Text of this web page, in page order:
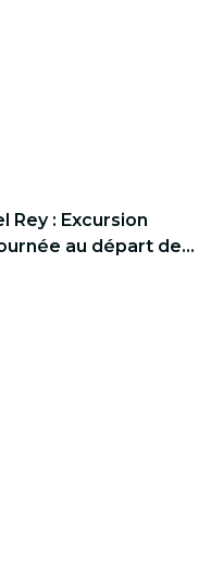
Rey : Excursion
au départ de